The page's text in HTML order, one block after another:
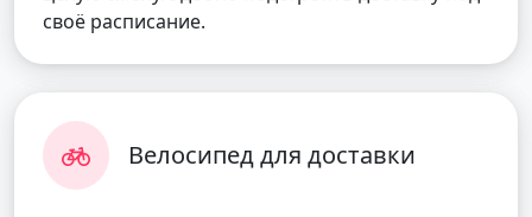
своё расписание.
Велосипед для доставки